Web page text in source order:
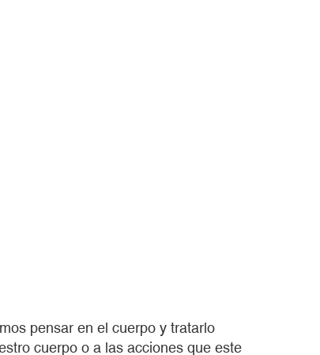
pensar en el cuerpo y tratarlo
cuerpo o a las acciones que este